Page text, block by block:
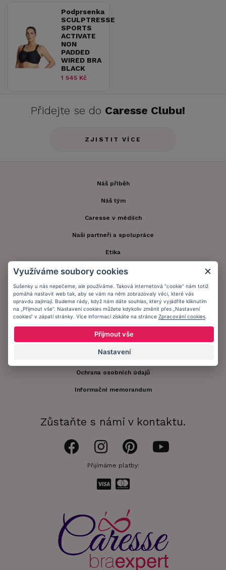
Podprsenka
SCULPTRESSE
SPORTS
ACTIVATE
NON
PADDED
WIRED BRA
BLACK
1 545 Kč
Přidejte se do Caresse Clubu!
ZJISTIT VÍCE
Náš příběh
Náš tým
Caresse v médiích
Naši partneři a spolupráce
Etika
Speciální péče
Kontakt
Zákaznický účet
Doprava a platba
Obchodní podmínky
Ochrana osobních údajů
Informační memorandum
Zůstaňte s námi v kontaktu.
Přijímáme platby:
Využíváme soubory cookies
Sušenky u nás nepečeme, ale používáme. Taková internetová "cookie" nám totiž
pomáhá nastavit web tak, aby se vám na něm zobrazovaly věci, které vás
opravdu zajímají. Budeme rády, když nám dáte souhlas, který vyjádříte kliknutím
na „Přijmout vše“. Nastavení cookies můžete kdykoliv změnit přes „Nastavení
cookies“ v zápatí stránky. Více informací získáte na stránce Zpracování cookies
Přijmout vše
Nastavení